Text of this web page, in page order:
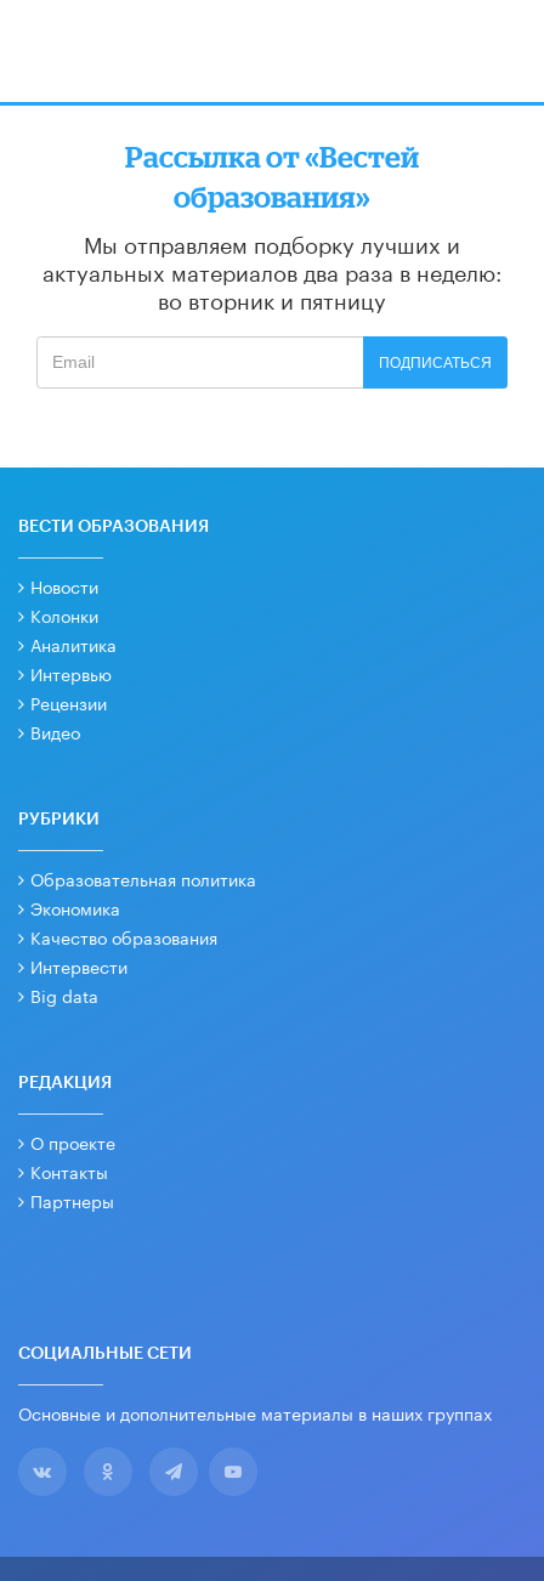
Рассылка от «Вестей
образования»
Мы отправляем подборку лучших и
актуальных материалов два раза в неделю:
во вторник и пятницу
ПОДПИСАТЬСЯ
ВЕСТИ ОБРАЗОВАНИЯ
Новости
Колонки
Аналитика
Интервью
Рецензии
Видео
РУБРИКИ
Образовательная политика
Экономика
Качество образования
Интервести
Big data
РЕДАКЦИЯ
О проекте
Контакты
Партнеры
СОЦИАЛЬНЫЕ СЕТИ
Основные и дополнительные материалы в наших группах